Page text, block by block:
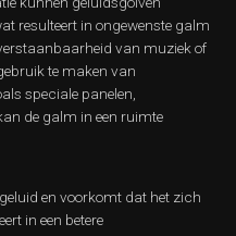
resulteert in ongewenste galm
van muziek of
te maken van
speciale panelen,
de galm in een ruimte
en voorkomt dat het zich
in een betere